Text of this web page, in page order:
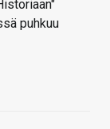
puhkuu